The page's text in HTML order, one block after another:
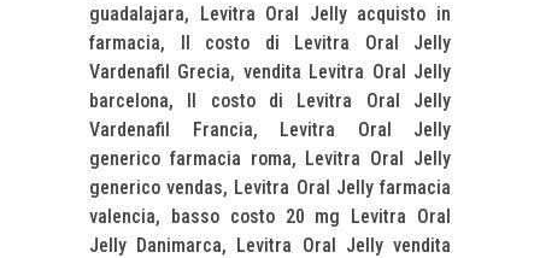
guadalajara, Levitra Oral Jelly acquisto in
farmacia, Il costo di Levitra Oral Jelly
Vardenafil Grecia, vendita Levitra Oral Jelly
barcelona, Il costo di Levitra Oral Jelly
Vardenafil Francia, Levitra Oral Jelly
generico farmacia roma, Levitra Oral Jelly
generico vendas, Levitra Oral Jelly farmacia
valencia, basso costo 20 mg Levitra Oral
Jelly Danimarca, Levitra Oral Jelly vendita